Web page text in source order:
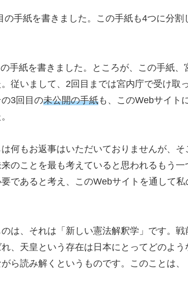
の手紙を書きました。この手紙も4つに分
手紙を書きました。ところが、この手紙、
従いまして、2回目までは宮内庁で受け取
3回目の未公開の手紙も、このWebサイト
何もお返事はいただいておりませんが、そ
のことを最も考えていると思われるもう
であると考え、このWebサイトを通して
は、それは「新しい憲法解釈学」です。戦
、天皇という存在は日本にとってどのよ
ら読み解くというものです。このことは